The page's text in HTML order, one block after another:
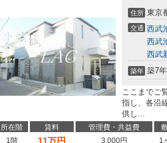
住所 東京
交通 西武
西武
西武
築年 築7年
ここまでご
指し、各沿
供し...
所在階 賃料 管理費・共益費
1階
11万円 3,000円 1